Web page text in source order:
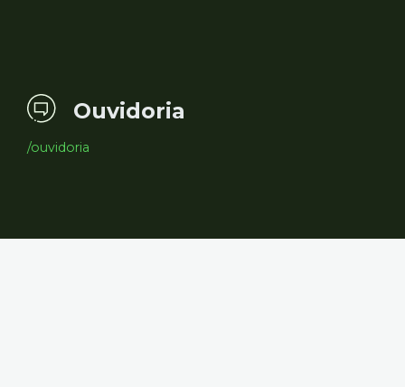
Ouvidoria
/ouvidoria